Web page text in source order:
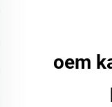
oem